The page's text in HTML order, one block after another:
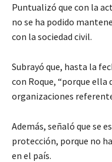
Puntualizó que con la
no se ha podido
con la sociedad civil.
Subrayó que, hasta la
con Roque, “porque ella
organizaciones
Además, señaló que se
protección, porque no
en el país.